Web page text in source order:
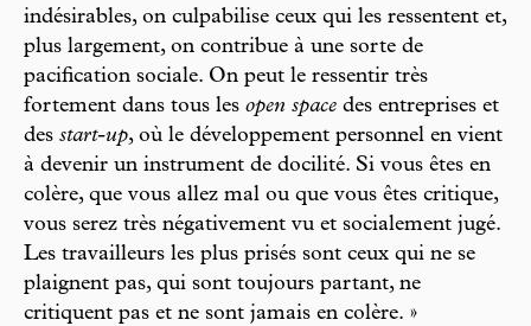
indésirables, on culpabilise ceux qui les ressentent et,
plus largement, on contribue à une sorte de
pacification sociale. On peut le ressentir très
fortement dans tous les open space des entreprises et
des start-up, où le développement personnel en vient
à devenir un instrument de docilité. Si vous êtes en
colère, que vous allez mal ou que vous êtes critique,
vous serez très négativement vu et socialement jugé.
Les travailleurs les plus prisés sont ceux qui ne se
plaignent pas, qui sont toujours partant, ne
critiquent pas et ne sont jamais en colère. »